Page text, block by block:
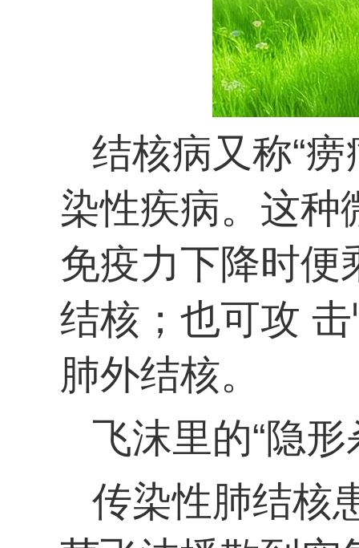
结核病又称“
染性疾病。这
免疫力下降时便
结核；也可攻
肺外结核。
飞沫里的“隐形
传染性肺结核